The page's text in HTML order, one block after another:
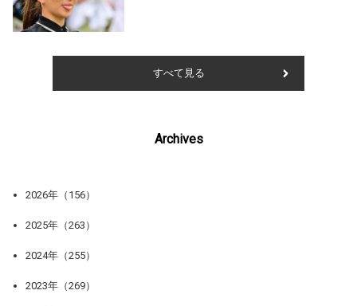
すべて見る
Archives
2026年（156）
2025年（263）
2024年（255）
2023年（269）